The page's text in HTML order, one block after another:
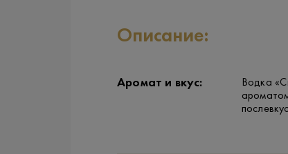
Описание:
Аромат и вкус:
Водка